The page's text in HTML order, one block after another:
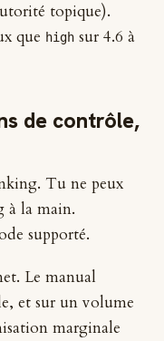
topique).
que high sur 4.6 à
de contrôle,
Tu ne peux
à la main.
supporté.
Le manual
et sur un volume
marginale